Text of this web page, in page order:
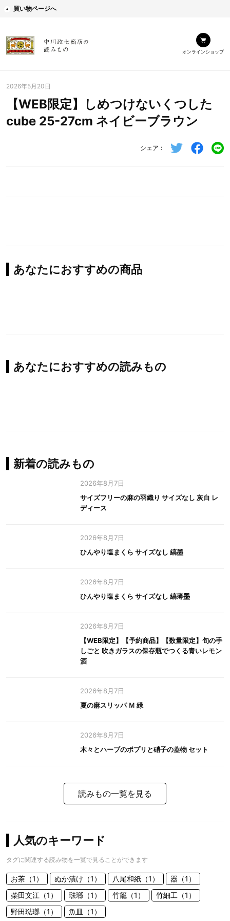
買い物ページへ
オンラインショップ
2026年5月20日
【WEB限定】しめつけないくつした
cube 25-27cm ネイビーブラウン
シェア
あなたにおすすめの商品
あなたにおすすめの読みもの
新着の読みもの
2026年8月7日
サイズフリーの麻の羽織り サイズなし 灰白 レ
ディース
2026年8月7日
ひんやり塩まくら サイズなし 縞墨
2026年8月7日
ひんやり塩まくら サイズなし 縞薄墨
2026年8月7日
【WEB限定】【予約商品】【数量限定】旬の手
しごと 吹きガラスの保存瓶でつくる青いレモン
酒
2026年8月7日
夏の麻スリッパ Ｍ 緑
2026年8月7日
木々とハーブのポプリと硝子の蓋物 セット
読みもの一覧を見る
人気のキーワード
タグに関連する読み物を一覧で見ることができます
お茶（1） ぬか漬け（1） 八尾和紙（1）
器（1）
柴田文江（1）
琺瑯（1） 竹籠（1）
竹細工（1）
野田琺瑯（1）
魚皿（1）